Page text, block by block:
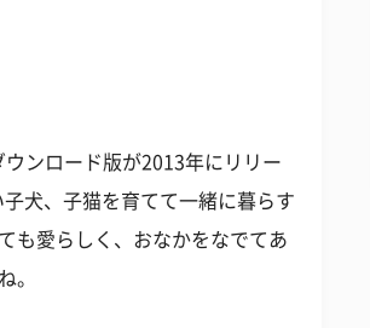
ンロード版が2013年にリリー
犬、子猫を育てて一緒に暮らす
も愛らしく、おなかをなでてあ
。